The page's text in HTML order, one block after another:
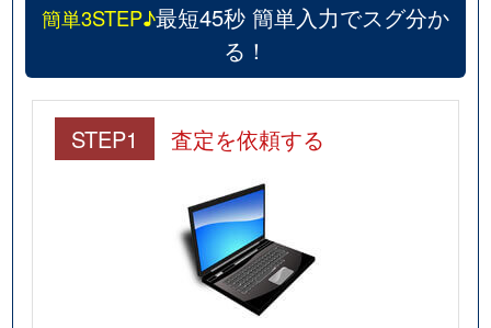
簡単3STEP♪最短45秒 簡単入力でスグ分か
る！
STEP1 査定を依頼する